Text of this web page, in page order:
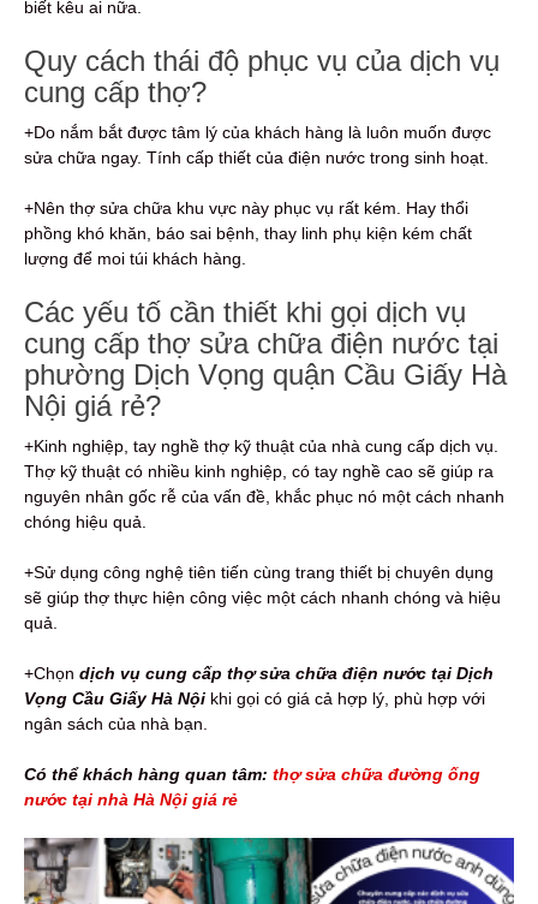
biết kêu ai nữa.
Quy cách thái độ phục vụ của dịch vụ
cung cấp thợ?
+Do nắm bắt được tâm lý của khách hàng là luôn muốn được
sửa chữa ngay. Tính cấp thiết của điện nước trong sinh hoạt.
+Nên thợ sửa chữa khu vực này phục vụ rất kém. Hay thổi
phồng khó khăn, báo sai bệnh, thay linh phụ kiện kém chất
lượng để moi túi khách hàng.
Các yếu tố cần thiết khi gọi dịch vụ
cung cấp thợ sửa chữa điện nước tại
phường Dịch Vọng quận Cầu Giấy Hà
Nội giá rẻ?
+Kinh nghiệp, tay nghề thợ kỹ thuật của nhà cung cấp dịch vụ.
Thợ kỹ thuật có nhiều kinh nghiệp, có tay nghề cao sẽ giúp ra
nguyên nhân gốc rễ của vấn đề, khắc phục nó một cách nhanh
chóng hiệu quả.
+Sử dụng công nghệ tiên tiến cùng trang thiết bị chuyên dụng
sẽ giúp thợ thực hiện công việc một cách nhanh chóng và hiệu
quả.
+Chọn dịch vụ cung cấp thợ sửa chữa điện nước tại Dịch
Vọng Cầu Giấy Hà Nội khi gọi có giá cả hợp lý, phù hợp với
ngân sách của nhà bạn.
Có thể khách hàng quan tâm: thợ sửa chữa đường ống
nước tại nhà Hà Nội giá rẻ